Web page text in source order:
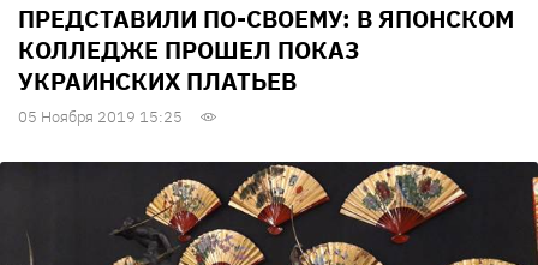
ПРЕДСТАВИЛИ ПО-СВОЕМУ: В ЯПОНСКОМ
КОЛЛЕДЖЕ ПРОШЕЛ ПОКАЗ
УКРАИНСКИХ ПЛАТЬЕВ
05 Ноября 2019 15:25